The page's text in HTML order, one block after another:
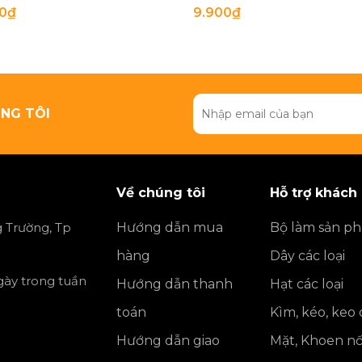
9.900₫
TÔI
Trường, Tp
trong tuần
Về chúng tôi
Hướng dẫn mua
hàng
Hướng dẫn thanh
toán
Hướng dẫn giao
Hỗ trợ khách
Bộ làm sản
Dây các loại
Hạt các loại
Kìm, kéo, keo
Mặt, Khoen